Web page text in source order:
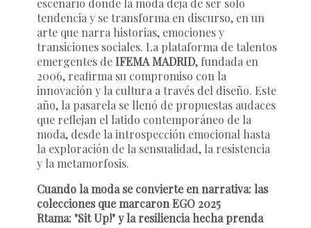
escenario donde la moda deja de ser solo
tendencia y se transforma en discurso, en un
arte que narra historias, emociones y
transiciones sociales. La plataforma de talentos
emergentes deIFEMA MADRID, fundada en
2006, reafirma su compromiso con la
innovación y la cultura a través del diseño. Este
año, la pasarela se llenó de propuestas audaces
que reflejan el latido contemporáneo de la
moda, desde la introspección emocional hasta
la exploración de la sensualidad, la resistencia
y la metamorfosis.
Cuando la moda se convierte en narrativa: las
colecciones que marcaron EGO 2025
Rtama: "Sit Up!" y la resiliencia hecha prenda